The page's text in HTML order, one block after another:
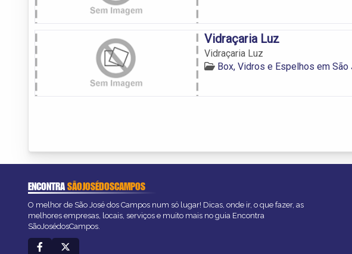
Vidraçaria Luz
Vidraçaria Luz
Box, Vidros e Espelhos em
ENCONTRASÃOJOSÉDOSCAMPOS
O melhor de São José dos Campos num só lugar! Dicas, onde ir, o que fazer, as
melhores empresas, locais, serviços e muito mais no guia Encontra
SãoJosédosCampos.